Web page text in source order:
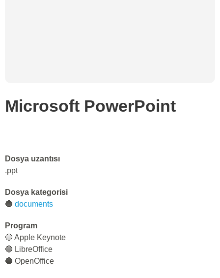
Microsoft PowerPoint
Dosya uzantısı
.ppt
Dosya kategorisi
🔵 documents
Program
🔵 Apple Keynote
🔵 LibreOffice
🔵 OpenOffice